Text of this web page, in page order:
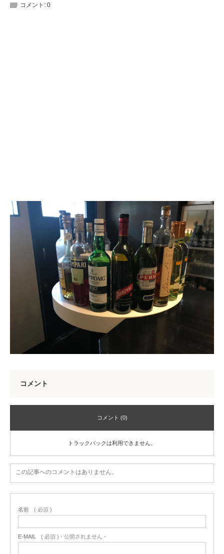
コメント: 0
コメント
コメント (0)
トラックバックは利用できません。
この記事へのコメントはありません。
名前 ( 必須 )
E-MAIL ( 必須 ) - 公開されません -